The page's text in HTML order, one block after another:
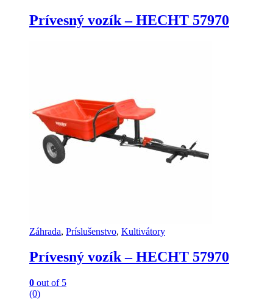
Prívesný vozík – HECHT 57970
Záhrada, Príslušenstvo, Kultivátory
Prívesný vozík – HECHT 57970
0 out of 5
(0)